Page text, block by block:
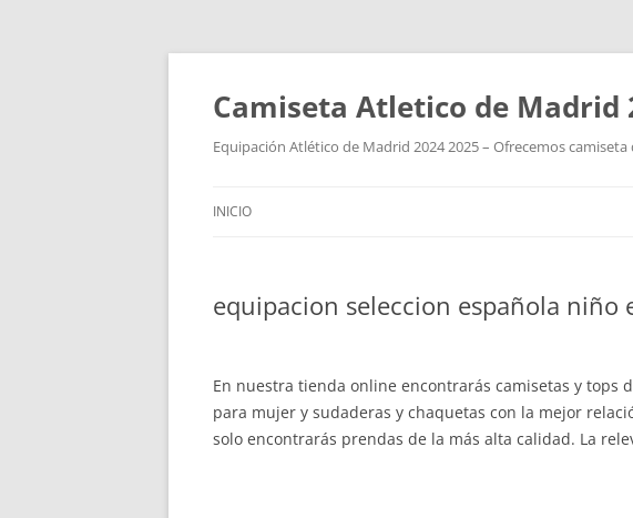
Camiseta Atletico de Madrid
Equipación Atlético de Madrid 2024 2025 – Ofrecemos
INICIO
equipacion seleccion española niño
En nuestra tienda online encontrarás camisetas y tops
para mujer y sudaderas y chaquetas con la mejor
solo encontrarás prendas de la más alta calidad. La